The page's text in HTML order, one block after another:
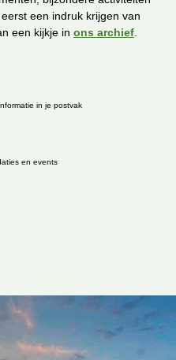
een indruk krijgen van
een kijkje in ons archief
in je postvak
en events